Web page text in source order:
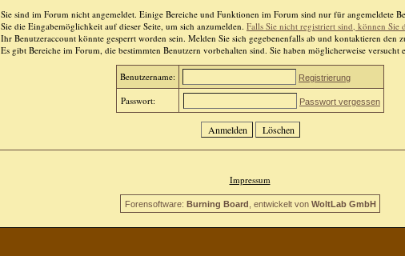
Sie sind im Forum nicht angemeldet. Einige Bereiche und Funktionen im Forum sind nur für angemeldete
Sie die Eingabemöglichkeit auf dieser Seite, um sich anzumelden. Falls Sie nicht registriert sind, können Sie
Ihr Benutzeraccount könnte gesperrt worden sein. Melden Sie sich gegebenenfalls ab und kontaktieren den
Es gibt Bereiche im Forum, die bestimmten Benutzern vorbehalten sind. Sie haben möglicherweise versucht
Benutzername: Registrierung
Passwort: Passwort vergessen
Impressum
Forensoftware: Burning Board , entwickelt von WoltLab GmbH